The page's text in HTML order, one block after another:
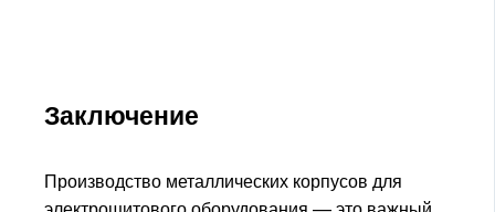
Заключение
Производство металлических корпусов для